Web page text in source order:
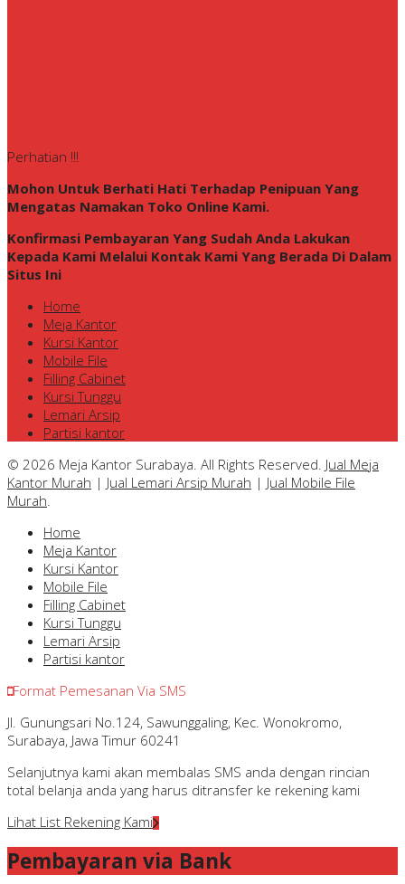
Perhatian !!!
Mohon Untuk Berhati Hati Terhadap Penipuan Yang
Mengatas Namakan Toko Online Kami.
Konfirmasi Pembayaran Yang Sudah Anda Lakukan
Kepada Kami Melalui Kontak Kami Yang Berada Di Dalam
Situs Ini
Home
Meja Kantor
Kursi Kantor
Mobile File
Filling Cabinet
Kursi Tunggu
Lemari Arsip
Partisi kantor
© 2026 Meja Kantor Surabaya. All Rights Reserved. Jual Meja
Kantor Murah | Jual Lemari Arsip Murah | Jual Mobile File
Murah
Home
Meja Kantor
Kursi Kantor
Mobile File
Filling Cabinet
Kursi Tunggu
Lemari Arsip
Partisi kantor
Format Pemesanan Via SMS
Jl. Gunungsari No.124, Sawunggaling, Kec. Wonokromo,
Surabaya, Jawa Timur 60241
Selanjutnya kami akan membalas SMS anda dengan rincian
total belanja anda yang harus ditransfer ke rekening kami
Lihat List Rekening Kami
Pembayaran via Bank